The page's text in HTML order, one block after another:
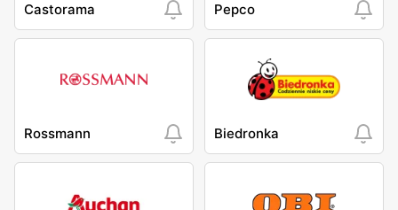
Castorama Pepco
Rossmann Biedronka